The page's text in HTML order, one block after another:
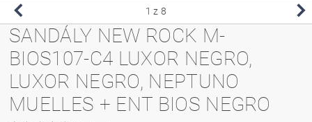
1 z 8
SANDÁLY NEW ROCK M-
BIOS107-C4 LUXOR NEGRO,
LUXOR NEGRO, NEPTUNO
MUELLES + ENT BIOS NEGRO